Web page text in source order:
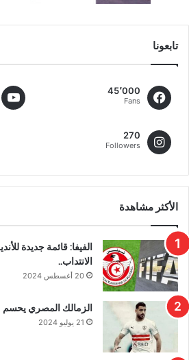
تابعونا
45٬000
Fans
270
Followers
الأكثر مشاهدة
الفيفا: قائمة جديدة
الانتداب..
20 أغسطس 2024
الزمالك المصري يحسم
21 يوليو 2024